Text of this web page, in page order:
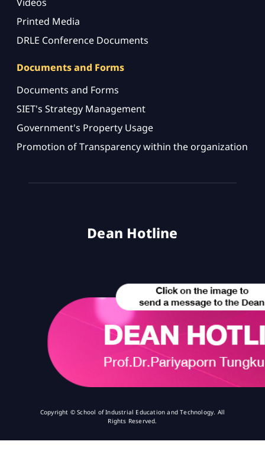
Videos
Printed Media
DRLE Conference Documents
Documents and Forms
Documents and Forms
SIET's Strategy Management
Government's Property Usage
Promotion of Transparency within the organization
Dean Hotline
Copyright © School of Industrial Education and Technology. All
Rights Reserved.